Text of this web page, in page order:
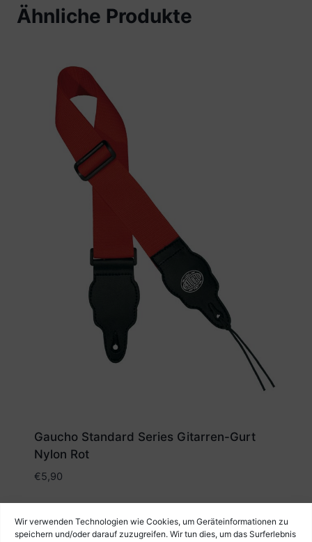
Wir verwenden Technologien wie Cookies, um Geräteinformationen zu
speichern und/oder darauf zuzugreifen. Wir tun dies, um das Surferlebnis
Ähnliche Produkte
Gaucho Standard Series Gitarren-Gurt
Nylon Rot
€5,90